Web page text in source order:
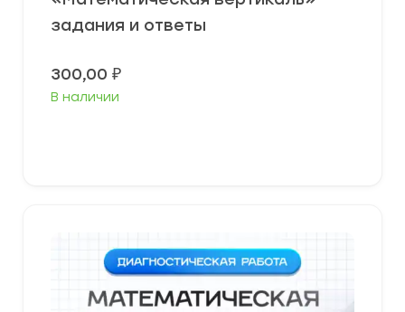
задания и ответы
300,00 ₽
В наличии